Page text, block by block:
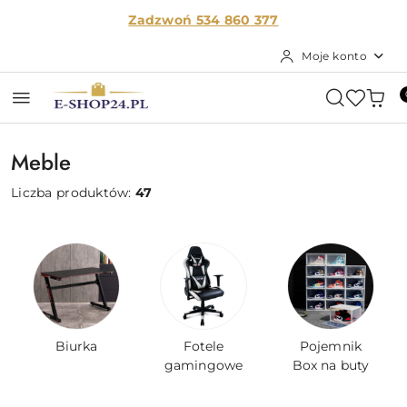
Przejdź do treści głównej
Przejdź do wyszukiwarki
Przejdź do moje konto
Przejdź do menu głównego
Przejdź do stopkiZadzwoń 534 860 377
Moje konto
Meble
Liczba produktów:47
Biurka
Fotele
gamingowe
Pojemnik
Box na buty